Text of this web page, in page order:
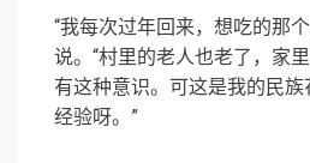
“我每次过年回来，想吃的那
说。“村里的老人也老了，家
有这种意识。可这是我的民
经验呀。”